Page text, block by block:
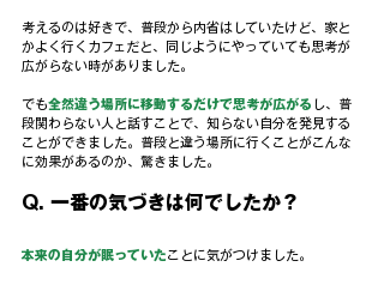
考えるのは好きで、普段から内省はしていたけど、家と
かよく行くカフェだと、同じようにやっていても思考が
広がらない時がありました。
でも全然違う場所に移動するだけで思考が広がる し、普
段関わらない人と話すことで、知らない自分を発見する
ことができました。普段と違う場所に行くことがこんな
に効果があるのか、驚きました。
Q. 一番の気づきは何でしたか？
本来の自分が眠っていたことに気がつけました。